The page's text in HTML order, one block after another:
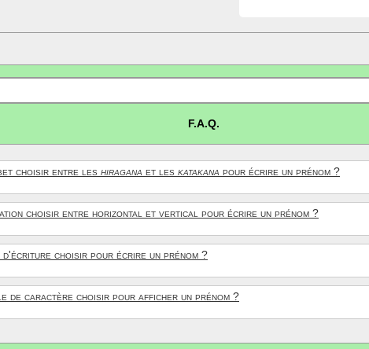
F.A.Q.
choisir entre les hiragana et les katakana pour écrire un prénom ?
choisir entre horizontal et vertical pour écrire un prénom ?
choisir pour écrire un prénom ?
de caractère choisir pour afficher un prénom ?